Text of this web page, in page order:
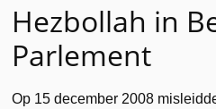
Hezbollah in
Parlement
Op 15 december 2008